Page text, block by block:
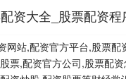
资大全_股票配资程
网站,配资官方平台,股票配
票,配资官方公司,股票配